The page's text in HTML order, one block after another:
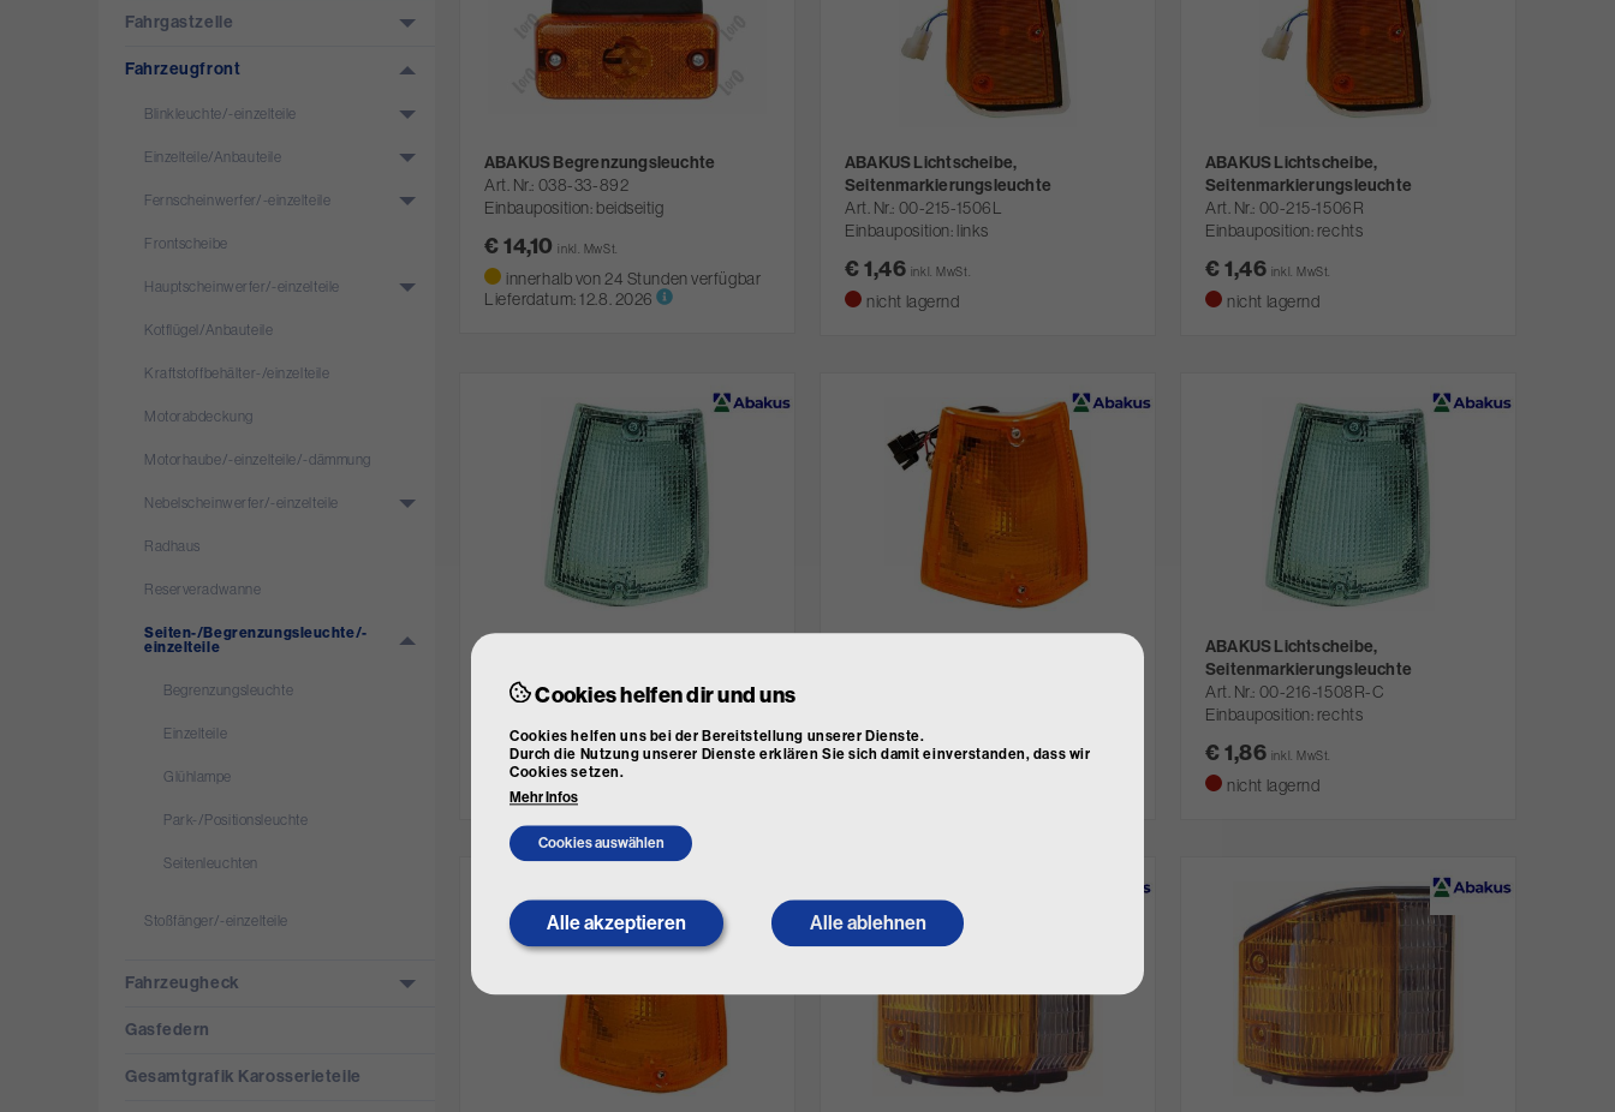
ABAKUS Begrenzungsleuchte
Art. Nr. 038-33-892
Einbauposition: beidseitig
€ 14,10inkl. MwSt.
innerhalb von 24 Stunden verfügbar
Lieferdatum: 12.8. 2026
ABAKUS Lichtscheibe,
Seitenmarkierungsleuchte
Art. Nr. 00-215-1506L
Einbauposition: links
€ 1,46 inkl. MwSt.
nicht lagernd
ABAKUS Lichtscheibe,
Seitenmarkierungsleuchte
Art. Nr. 00-215-1506R
Einbauposition: rechts
€ 1,46 inkl. MwSt.
nicht lagernd
Art. Nr. 00-216-1508L-C
€ 1,86 inkl. MwSt. € 1,86inkl. MwSt.
ABAKUS Lichtscheibe,
Seitenmarkierungsleuchte
Art. Nr. 00-216-1508R-C
Einbauposition: rechts
€ 1,86 inkl. MwSt.
nicht lagernd
Fahrgastzelle
Fahrzeugfront
Blinkleuchte/­-einzelteile
Einzelteile/­Anbauteile
Fernscheinwerfer/­-einzelteile
Frontscheibe
Hauptscheinwerfer/­-einzelteile
Kotflügel/­Anbauteile
Kraftstoffbehälter-/­einzelteile
Motorabdeckung
Motorhaube/­-einzelteile/­-dämmung
Nebelscheinwerfer/­-einzelteile
Radhaus
Reserveradwanne
Seiten-/­Begrenzungsleuchte/­-
einzelteile
Begrenzungsleuchte
Einzelteile
Glühlampe
Park-/­Positionsleuchte
Seitenleuchten
Stoßfänger/­-einzelteile
Fahrzeugheck
Gasfedern
Gesamtgrafik Karosserieteile
Cookies helfen dir und uns
Cookies helfen uns bei der Bereitstellung unserer Dienste.
Durch die Nutzung unserer Dienste erklären Sie sich damit einverstanden, dass wir
Cookies setzen.
Mehr Infos
Cookies auswählen
Alle akzeptieren
Withdraw
consent
Alle ablehnen